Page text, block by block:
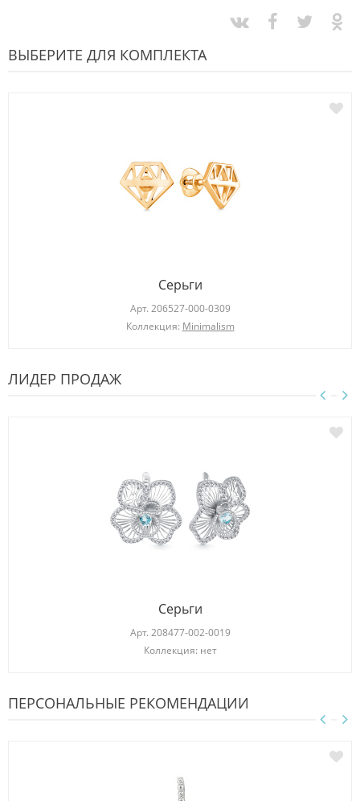
ВЫБЕРИТЕ ДЛЯ КОМПЛЕКТА
Серьги
Арт. 206527-000-0309
Коллекция: Minimalism
ЛИДЕР ПРОДАЖ
Серьги
Арт. 208477-002-0019
Коллекция: нет
ПЕРСОНАЛЬНЫЕ РЕКОМЕНДАЦИИ